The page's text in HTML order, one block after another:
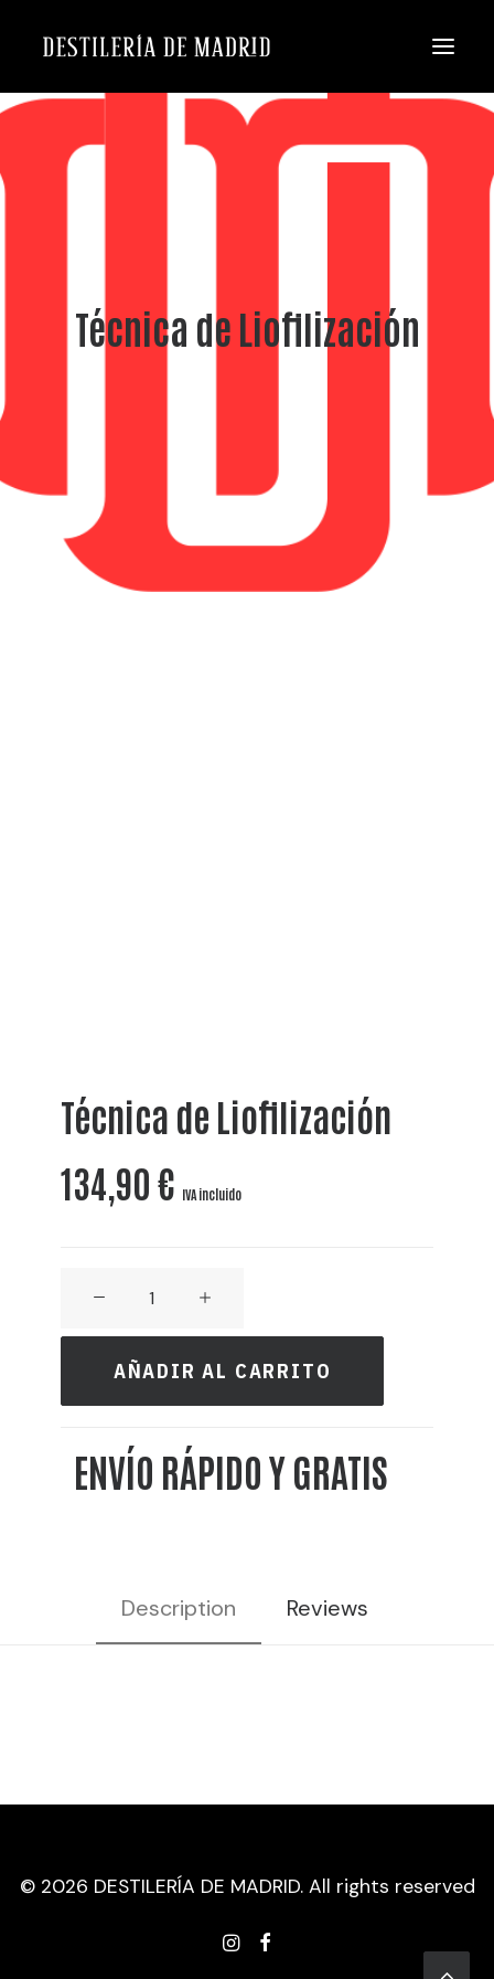
Técnica de Liofilización
Técnica de Liofilización
134,90€ IVA incluido
ROSA
-
38%
AÑADIR AL CARRITO
ENVÍO RÁPIDO Y GRATIS
Description Reviews
© 2026 DESTILERÍA DE MADRID. All rights reserved